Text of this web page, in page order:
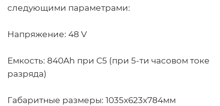
следующими параметрами:
Напряжение: 48 V
Емкость: 840Ah при С5 (при 5-ти часовом токе
разряда)
Габаритные размеры: 1035x623x784мм